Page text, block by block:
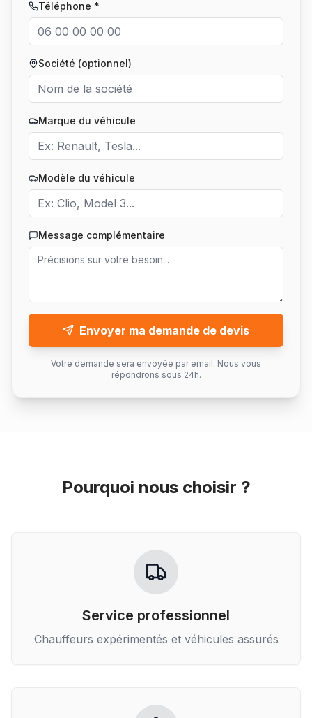
Téléphone *
Société (optionnel)
Marque du véhicule
Modèle du véhicule
Message complémentaire
Envoyer ma demande de devis
Votre demande sera envoyée par email. Nous vous
répondrons sous 24h.
Pourquoi nous choisir ?
Service professionnel
Chauffeurs expérimentés et véhicules assurés